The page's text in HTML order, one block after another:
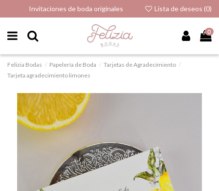
Invitaciones de boda originales Lista de deseos (0)
0
Felizia Bodas Papelería de Boda
Tarjetas de Agradecimiento
Tarjeta agradecimiento limones